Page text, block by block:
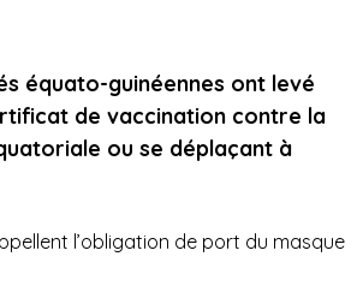
équato-guinéennes ont levé
de vaccination contre la
ou se déplaçant à
l’obligation de port du masque